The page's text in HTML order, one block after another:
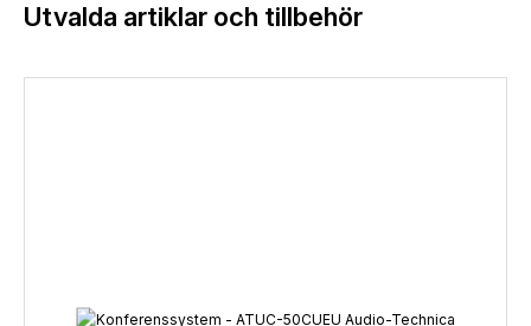
Utvalda artiklar och tillbehör